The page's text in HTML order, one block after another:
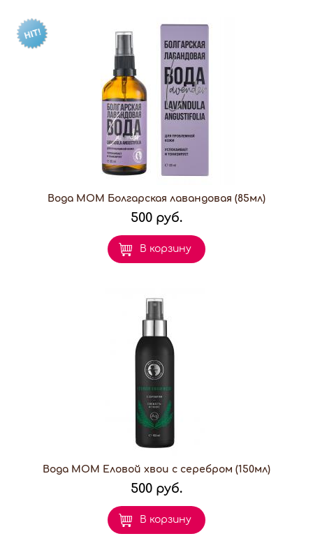
Вода МОМ Болгарская лавандовая (85мл)
500 руб.
В корзину
Вода МОМ Еловой хвои с серебром (150мл)
500 руб.
В корзину